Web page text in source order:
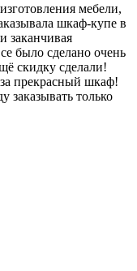
мебели,
шкаф-купе в
заканчивая
было сделано очень
скидку сделали!
за прекрасный шкаф!
заказывать только